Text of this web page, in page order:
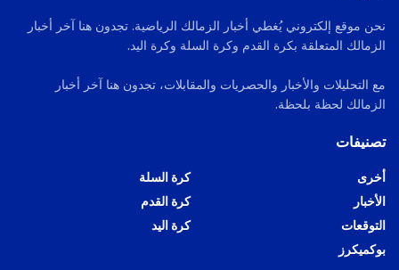
نحن موقع إلكتروني يُغطي أخبار الزمالك الرياضية. تجدون هنا آخر أخبار
الزمالك المتعلقة بكرة القدم وكرة السلة وكرة اليد.
مع التحليلات والأخبار والحصريات والمقابلات، تجدون هنا آخر أخبار
الزمالك لحظة بلحظة.
تصنيفات
أخرى
الأخبار
التوقعات
بوكميكرز
كرة السلة
كرة القدم
كرة اليد